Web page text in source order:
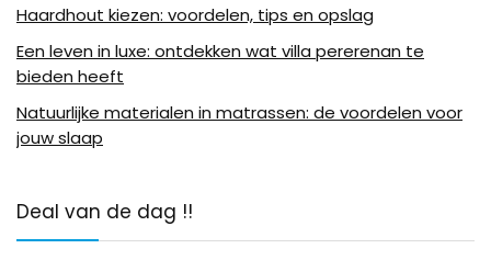
Haardhout kiezen: voordelen, tips en opslag
Een leven in luxe: ontdekken wat villa pererenan te
bieden heeft
Natuurlijke materialen in matrassen: de voordelen voor
jouw slaap
Deal van de dag !!